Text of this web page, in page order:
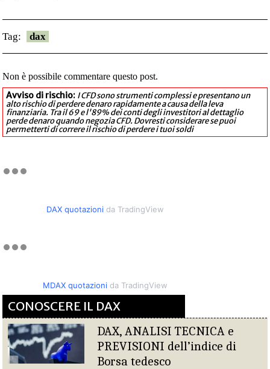
Tag: dax
Non è possibile commentare questo post.
Avviso di rischio: I CFD sono strumenti complessi e presentano un
alto rischio di perdere denaro rapidamente a causa della leva
finanziaria. Tra il 69 e l'89% dei conti degli investitori al dettaglio
perde denaro quando negozia CFD. Dovresti considerare se puoi
permetterti di correre il rischio di perdere i tuoi soldi
DAX quotazionida TradingView
MDAX quotazionida TradingView
CONOSCERE IL DAX
DAX, ANALISI TECNICA e
PREVISIONI dell’indice di
Borsa tedesco